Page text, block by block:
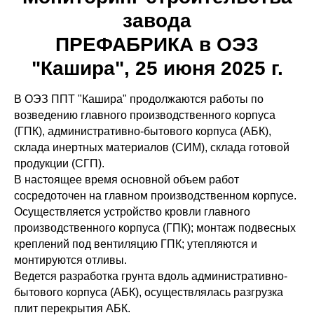
завода
ПРЕФАБРИКА в ОЭЗ
"Кашира", 25 июня 2025 г.
В ОЭЗ ППТ "Кашира" продолжаются работы по
возведению главного производственного корпуса
(ГПК), административно-бытового корпуса (АБК),
склада инертных материалов (СИМ), склада готовой
продукции (СГП).
В настоящее время основной объем работ
сосредоточен на главном производственном корпусе.
Осуществляется устройство кровли главного
производственного корпуса (ГПК); монтаж подвесных
креплений под вентиляцию ГПК; утепляются и
монтируются отливы.
Ведется разработка грунта вдоль административно-
бытового корпуса (АБК), осуществлялась разгрузка
плит перекрытия АБК.